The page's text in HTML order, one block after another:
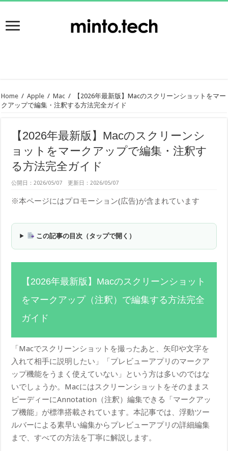
Home / Apple / Mac /
【2026年最新版】Macのスクリーンショットをマー
クアップで編集・注釈する方法完全ガイド
【2026年最新版】Macのスクリーンシ
ョットをマークアップで編集・注釈す
る方法完全ガイド
公開日：2026/05/07 更新日：2026/05/07
※本ページにはプロモーション(広告)が含まれています
この記事の目次（タップで開く）
【2026年最新版】Macのスクリーンショット
をマークアップ（注釈）で編集する方法完全
ガイド
「Macでスクリーンショットを撮ったあと、矢印や文字を
入れて相手に説明したい」「プレビューアプリのマークア
ップ機能をうまく使えていない」という方は多いのではな
いでしょうか。Macにはスクリーンショットをそのままス
ピーディーにAnnotation（注釈）編集できる「マークアッ
プ機能」が標準搭載されています。本記事では、浮動ツー
ルバーによる素早い編集からプレビューアプリの詳細編集
まで、すべての方法を丁寧に解説します。